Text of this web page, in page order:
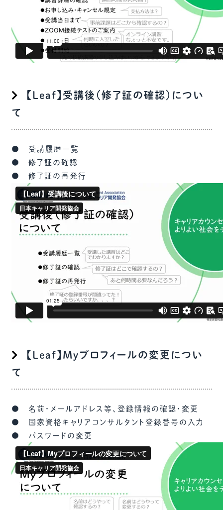
【Leaf】受講後（修了証の確認）につい
て
● 受講履歴一覧
● 修了証の確認
● 修了証の再発行
【Leaf】Myプロフィールの変更につい
て
● 名前・メールアドレス等、登録情報の確認・変更
● 国家資格キャリアコンサルタント登録番号の入力
● パスワードの変更